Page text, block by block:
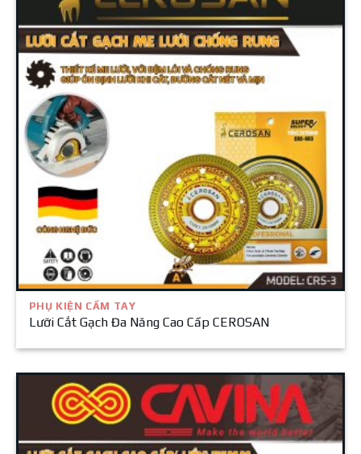
PHỤ KIỆN CẦM TAY
Lưỡi Cắt Gạch Đa Năng Cao Cấp CEROSAN